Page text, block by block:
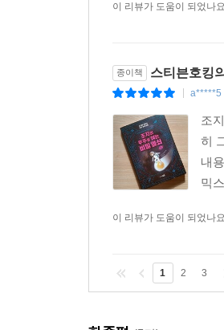
이 리뷰가 도움이 되었나
종이책 스티븐호킹
a*****5
조
히
내
믹
이 리뷰가 도움이 되었나
1 2 3